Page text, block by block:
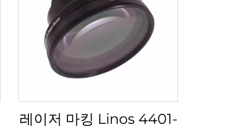
레이저 마킹 Linos 4401-